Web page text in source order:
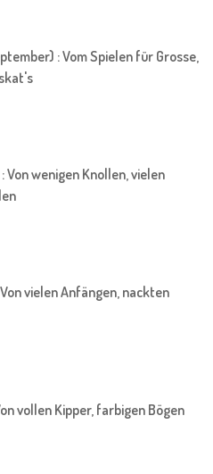
: Vom Spielen für Grosse,
wenigen Knollen, vielen
vielen Anfängen, nackten
vollen Kipper, farbigen Bögen